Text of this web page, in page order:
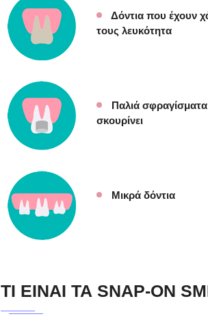
Δόντια που έχουν
τους λευκότητα
Παλιά
σκουρίνει
Μικρά δόντια
ΤΙ ΕΙΝΑΙ ΤΑ SNAP-ON